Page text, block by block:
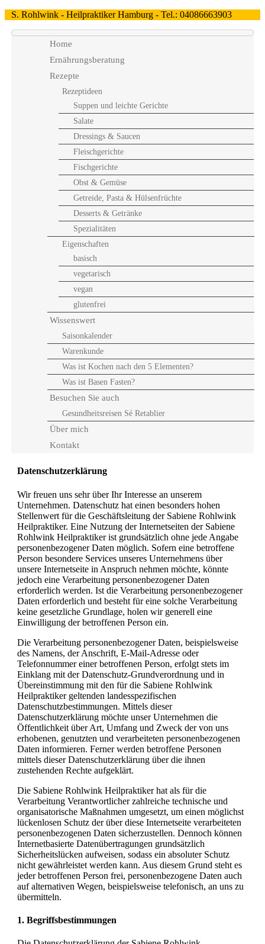
S. Rohlwink - Heilpraktiker Hamburg - Tel.: 04086663903
Home
Ernährungsberatung
Rezepte
Rezeptideen
Suppen und leichte Gerichte
Salate
Dressings & Saucen
Fleischgerichte
Fischgerichte
Obst & Gemüse
Getreide, Pasta & Hülsenfrüchte
Desserts & Getränke
Spezialitäten
Eigenschaften
basisch
vegetarisch
vegan
glutenfrei
Wissenswert
Saisonkalender
Warenkunde
Was ist Kochen nach den 5 Elementen?
Was ist Basen Fasten?
Besuchen Sie auch
Gesundheitsreisen Sé Retablier
Über mich
Kontakt
Datenschutzerklärung
Wir freuen uns sehr über Ihr Interesse an unserem
Unternehmen. Datenschutz hat einen besonders hohen
Stellenwert für die Geschäftsleitung der Sabiene Rohlwink
Heilpraktiker. Eine Nutzung der Internetseiten der Sabiene
Rohlwink Heilpraktiker ist grundsätzlich ohne jede Angabe
personenbezogener Daten möglich. Sofern eine betroffene
Person besondere Services unseres Unternehmens über
unsere Internetseite in Anspruch nehmen möchte, könnte
jedoch eine Verarbeitung personenbezogener Daten
erforderlich werden. Ist die Verarbeitung personenbezogener
Daten erforderlich und besteht für eine solche Verarbeitung
keine gesetzliche Grundlage, holen wir generell eine
Einwilligung der betroffenen Person ein.
Die Verarbeitung personenbezogener Daten, beispielsweise
des Namens, der Anschrift, E-Mail-Adresse oder
Telefonnummer einer betroffenen Person, erfolgt stets im
Einklang mit der Datenschutz-Grundverordnung und in
Übereinstimmung mit den für die Sabiene Rohlwink
Heilpraktiker geltenden landesspezifischen
Datenschutzbestimmungen. Mittels dieser
Datenschutzerklärung möchte unser Unternehmen die
Öffentlichkeit über Art, Umfang und Zweck der von uns
erhobenen, genutzten und verarbeiteten personenbezogenen
Daten informieren. Ferner werden betroffene Personen
mittels dieser Datenschutzerklärung über die ihnen
zustehenden Rechte aufgeklärt.
Die Sabiene Rohlwink Heilpraktiker hat als für die
Verarbeitung Verantwortlicher zahlreiche technische und
organisatorische Maßnahmen umgesetzt, um einen möglichst
lückenlosen Schutz der über diese Internetseite verarbeiteten
personenbezogenen Daten sicherzustellen. Dennoch können
Internetbasierte Datenübertragungen grundsätzlich
Sicherheitslücken aufweisen, sodass ein absoluter Schutz
nicht gewährleistet werden kann. Aus diesem Grund steht es
jeder betroffenen Person frei, personenbezogene Daten auch
auf alternativen Wegen, beispielsweise telefonisch, an uns zu
übermitteln.
1. Begriffsbestimmungen